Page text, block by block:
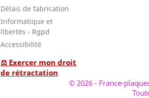
Délais de fabrication
Informatique et
libertés - Rgpd
Accessibilité
⚖ Exercer mon droit
de rétractation
© 2026 - France-